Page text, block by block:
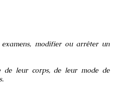
modifier ou arrêter un
de leur corps, de leur mode de